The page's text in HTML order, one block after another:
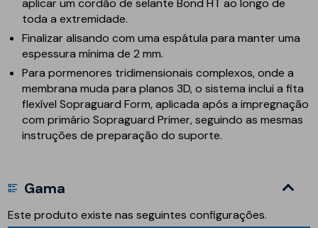
toda a extremidade.
Finalizar alisando com uma espátula para manter uma
espessura mínima de 2 mm.
Para pormenores tridimensionais complexos, onde a
membrana muda para planos 3D, o sistema inclui a fita
flexível Sopraguard Form, aplicada após a impregnação
com primário Sopraguard Primer, seguindo as mesmas
instruções de preparação do suporte.
Gama
Este produto existe nas seguintes configurações.